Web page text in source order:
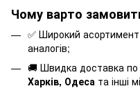
Чому варто
✅ Широкий
аналогів;
🚚 Швидка доставка по
Харків, Одеса та інші